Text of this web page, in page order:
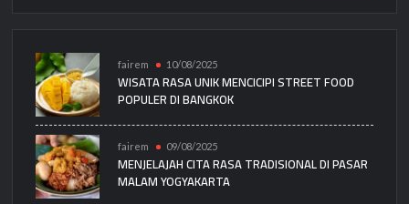
fairem 10/08/2025
WISATA RASA UNIK MENCICIPI STREET FOOD
POPULER DI BANGKOK
fairem 09/08/2025
MENJELAJAH CITA RASA TRADISIONAL DI PASAR
MALAM YOGYAKARTA